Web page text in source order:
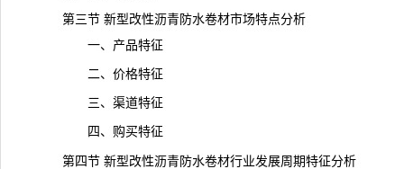
第三节 新型改性沥青防水卷材市场特点分析
一、产品特征
二、价格特征
三、渠道特征
四、购买特征
第四节 新型改性沥青防水卷材行业发展周期特征分析